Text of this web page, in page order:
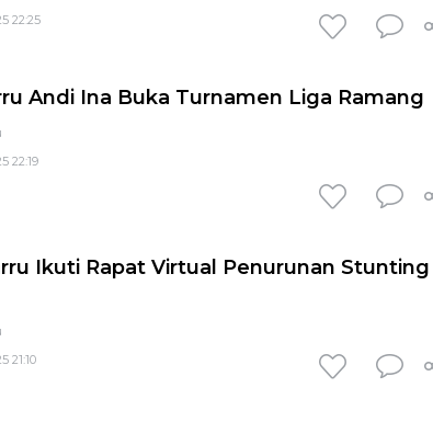
22:25
Andi Ina Buka Turnamen Liga Ramang
22:19
Ikuti Rapat Virtual Penurunan Stunting
21:10